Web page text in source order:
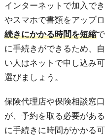
インターネットで加入で
やスマホで書類をアップ
続きにかかる時間を短縮
に手続きができるため、
い人はネットで申し込み
選びましょう。
保険代理店や保険相談窓
が、予約を取る必要があ
に手続きに時間がかかる